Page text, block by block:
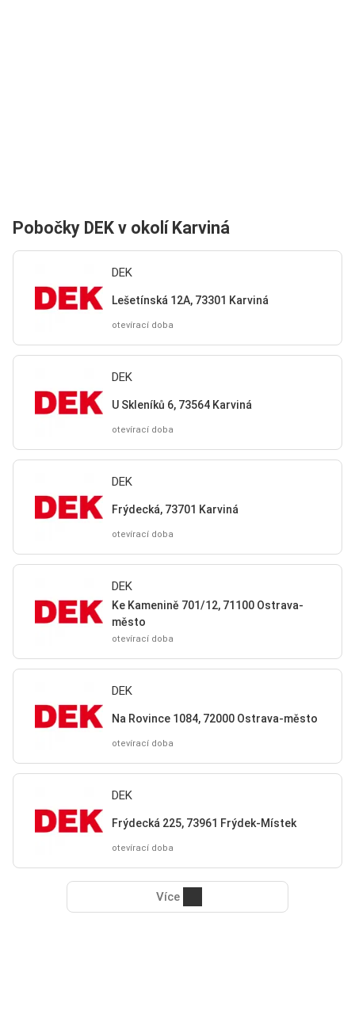
Pobočky DEK v okolí Karviná
DEK
Lešetínská 12A, 73301 Karviná
otevírací doba
DEK
U Skleníků 6, 73564 Karviná
otevírací doba
DEK
Frýdecká, 73701 Karviná
otevírací doba
DEK
Ke Kamenině 701/12, 71100 Ostrava-
město
otevírací doba
DEK
Na Rovince 1084, 72000 Ostrava-město
otevírací doba
DEK
Frýdecká 225, 73961 Frýdek-Místek
otevírací doba
Více